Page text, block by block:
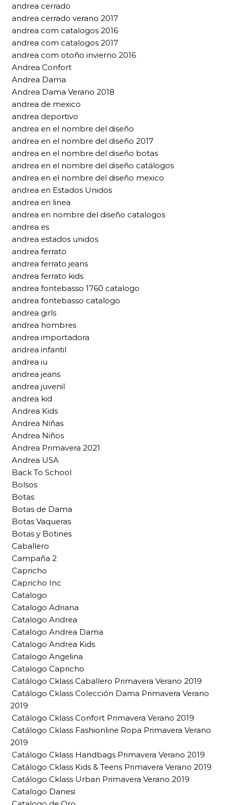
andrea cerrado
andrea cerrado verano 2017
andrea com catalogos 2016
andrea com catalogos 2017
andrea com otoño invierno 2016
Andrea Confort
Andrea Dama
Andrea Dama Verano 2018
andrea de mexico
andrea deportivo
andrea en el nombre del diseño
andrea en el nombre del diseño 2017
andrea en el nombre del diseño botas
andrea en el nombre del diseño catálogos
andrea en el nombre del diseño mexico
andrea en Estados Unidos
andrea en linea
andrea en nombre del diseño catalogos
andrea es
andrea estados unidos
andrea ferrato
andrea ferrato jeans
andrea ferrato kids
andrea fontebasso 1760 catalogo
andrea fontebasso catalogo
andrea girls
andrea hombres
andrea importadora
andrea infantil
andrea iu
andrea jeans
andrea juvenil
andrea kid
Andrea Kids
Andrea Niñas
Andrea Niños
Andrea Primavera 2021
Andrea USA
Back To School
Bolsos
Botas
Botas de Dama
Botas Vaqueras
Botas y Botines
Caballero
Campaña 2
Capricho
Capricho Inc
Catalogo
Catalogo Adriana
Catalogo Andrea
Catalogo Andrea Dama
Catalogo Andrea Kids
Catalogo Angelina
Catalogo Capricho
Catálogo Cklass Caballero Primavera Verano 2019
Catálogo Cklass Colección Dama Primavera Verano
2019
Catálogo Cklass Confort Primavera Verano 2019
Catálogo Cklass Fashionline Ropa Primavera Verano
2019
Catálogo Cklass Handbags Primavera Verano 2019
Catálogo Cklass Kids & Teens Primavera Verano 2019
Catálogo Cklass Urban Primavera Verano 2019
Catalogo Danesi